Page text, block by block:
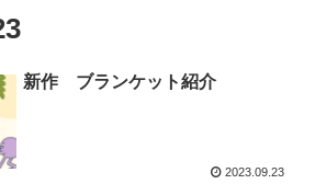
新作 ブランケット紹介
2023.09.23